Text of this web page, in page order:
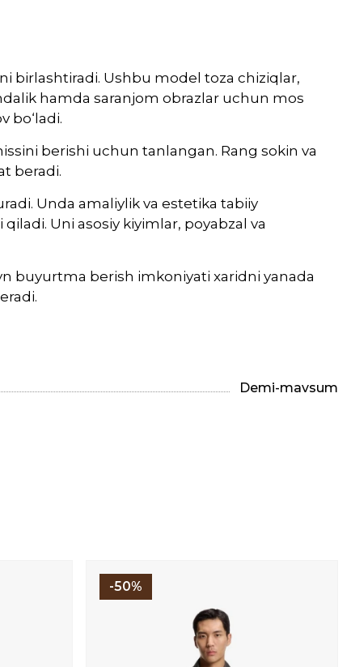
birlashtiradi. Ushbu model toza chiziqlar,
hamda saranjom obrazlar uchun mos
bo‘ladi.
berishi uchun tanlangan. Rang sokin va
beradi.
Unda amaliylik va estetika tabiiy
Uni asosiy kiyimlar, poyabzal va
buyurtma berish imkoniyati xaridni yanada
Demi-mavsum
-50%